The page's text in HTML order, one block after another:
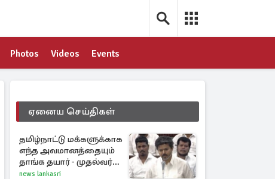
Photos Videos Events
ஏனைய செய்திகள்
தமிழ்நாட்டு மக்களுக்காக
எந்த அவமானத்தையும்
தாங்க தயார் - முதல்வர்
விஜய்
news lankasri